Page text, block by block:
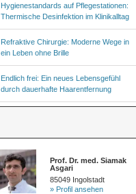
Hygienestandards auf Pflegestationen:
Thermische Desinfektion im Klinikalltag
Refraktive Chirurgie: Moderne Wege in
ein Leben ohne Brille
Endlich frei: Ein neues Lebensgefühl
durch dauerhafte Haarentfernung
Prof. Dr. med. Siamak
Asgari
85049 Ingolstadt
» Profil ansehen